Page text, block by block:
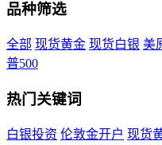
品种筛选
全部 现货黄金 现货白银 美
普500
热门关键词
白银投资 伦敦金开户 现货